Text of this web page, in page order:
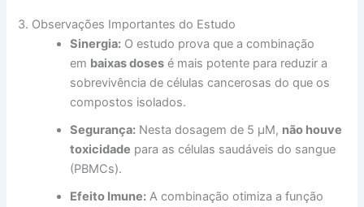
3. Observações Importantes do Estudo
Sinergia: O estudo prova que a combinação
em baixas doses é mais potente para reduzir a
sobrevivência de células cancerosas do que os
compostos isolados.
Segurança: Nesta dosagem de 5 µM, não houve
toxicidade para as células saudáveis do sangue
(PBMCs).
Efeito Imune: A combinação otimiza a função